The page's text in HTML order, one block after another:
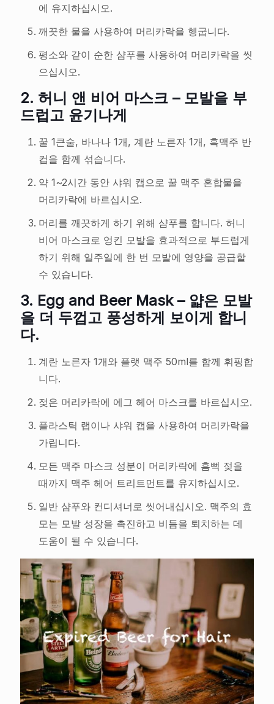
에 유지하십시오.
깨끗한 물을 사용하여 머리카락을 헹굽니다.
평소와 같이 순한 샴푸를 사용하여 머리카락을 씻
으십시오.
2. 허니 앤 비어 마스크 – 모발을 부
드럽고 윤기나게
꿀 1큰술, 바나나 1개, 계란 노른자 1개, 흑맥주 반
컵을 함께 섞습니다.
약 1~2시간 동안 샤워 캡으로 꿀 맥주 혼합물을
머리카락에 바르십시오.
머리를 깨끗하게 하기 위해 샴푸를 합니다. 허니
비어 마스크로 엉킨 모발을 효과적으로 부드럽게
하기 위해 일주일에 한 번 모발에 영양을 공급할
수 있습니다.
3. Egg and Beer Mask – 얇은 모발
을 더 두껍고 풍성하게 보이게 합니
다.
계란 노른자 1개와 플랫 맥주 50ml를 함께 휘핑합
니다.
젖은 머리카락에 에그 헤어 마스크를 바르십시오.
플라스틱 랩이나 샤워 캡을 사용하여 머리카락을
가립니다.
모든 맥주 마스크 성분이 머리카락에 흠뻑 젖을
때까지 맥주 헤어 트리트먼트를 유지하십시오.
일반 샴푸와 컨디셔너로 씻어내십시오. 맥주의 효
모는 모발 성장을 촉진하고 비듬을 퇴치하는 데
도움이 될 수 있습니다.